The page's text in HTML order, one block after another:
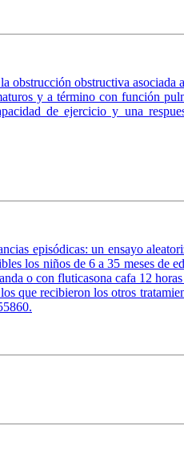
obstrucción obstructiva
y a término con función
de ejercicio y una
episódicas: un ensayo
los niños de 6 a 35 meses
o con fluticasona cafa 12
que recibieron los otros